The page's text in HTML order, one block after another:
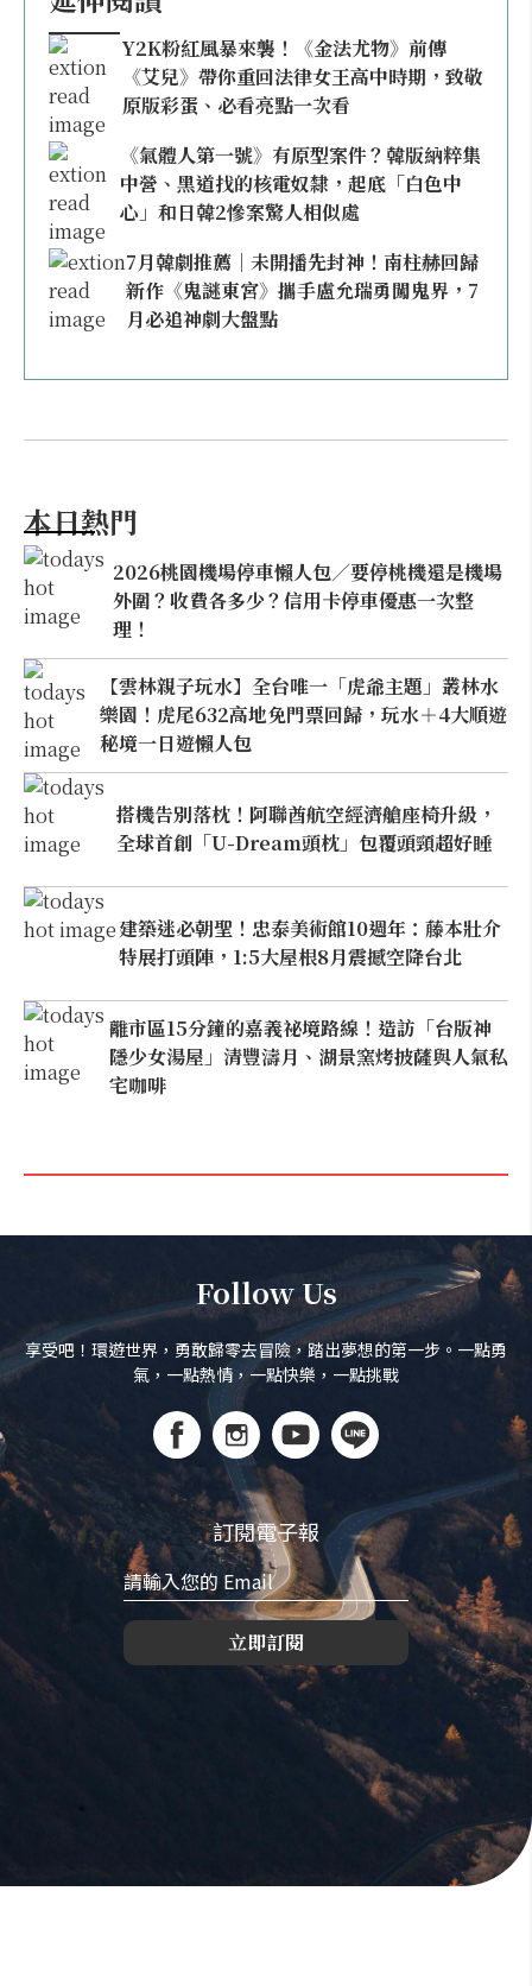
Y2K粉紅風暴來襲！《金法尤物》前傳
《艾兒》帶你重回法律女王高中時期，致敬
原版彩蛋、必看亮點一次看
《氣體人第一號》有原型案件？韓版納粹集
中營、黑道找的核電奴隸，起底「白色中
心」和日韓2慘案驚人相似處
7月韓劇推薦｜未開播先封神！南柱赫回歸
新作《鬼謎東宮》攜手盧允瑞勇闖鬼界，7
月必追神劇大盤點
本日熱門
2026桃園機場停車懶人包／要停桃機還是機場
外圍？收費各多少？信用卡停車優惠一次整
理！
【雲林親子玩水】全台唯一「虎爺主題」叢林水
樂園！虎尾632高地免門票回歸，玩水＋4大順遊
秘境一日遊懶人包
搭機告別落枕！阿聯酋航空經濟艙座椅升級，
全球首創「U-Dream頭枕」包覆頭頸超好睡
建築迷必朝聖！忠泰美術館10週年：藤本壯介
特展打頭陣，1:5大屋根8月震撼空降台北
離市區15分鐘的嘉義祕境路線！造訪「台版神
隱少女湯屋」清豐濤月、湖景窯烤披薩與人氣私
宅咖啡
Follow Us
享受吧！環遊世界，勇敢歸零去冒險，踏出夢想的第一步。一點勇
氣，一點熱情，一點快樂，一點挑戰
訂閱電子報
立即訂閱